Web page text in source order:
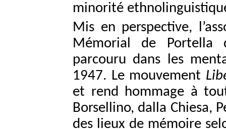
minorité
Mis en perspective,
Mémorial de Portella
parcouru dans les
1947. Le mouvement
et rend hommage à
Borsellino, dalla Chiesa,
des lieux de mémoire